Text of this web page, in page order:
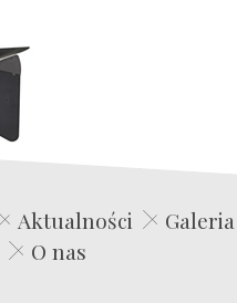
Edwin Film Agencja Aktorska
Aktualności
Galeria
O nas